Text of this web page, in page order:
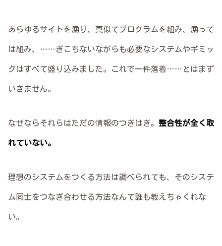
あらゆるサイトを漁り、真似てプログラムを組み、漁って
は組み、……ぎこちないながらも必要なシステムやギミッ
クはすべて盛り込みました。これで一件落着……とはまず
いきません。
なぜならそれらはただの情報のつぎはぎ。 整合性が全く取
れていない。
理想のシステムをつくる方法は調べられても、そのシステ
ム同士をつなぎ合わせる方法なんて誰も教えちゃくれな
い。